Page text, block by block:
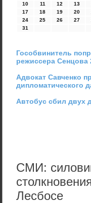
10
11 12 13
17
18 19 20
24
25 26 27
31
Гособвинитель
режиссера Сенцова
Адвокат Савченко
дипломатического
Автобус сбил двух
СМИ:
Лесбосе